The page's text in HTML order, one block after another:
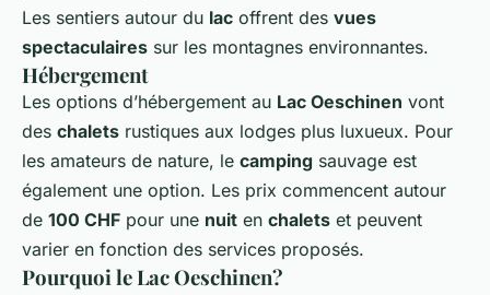
Les sentiers autour du lac offrent des vues
spectaculaires sur les montagnes environnantes.
Hébergement
Les options d’hébergement au Lac Oeschinen vont
des chalets rustiques aux lodges plus luxueux. Pour
les amateurs de nature, le camping sauvage est
également une option. Les prix commencent autour
de 100 CHF pour une nuit en chalets et peuvent
varier en fonction des services proposés.
Pourquoi le Lac Oeschinen?